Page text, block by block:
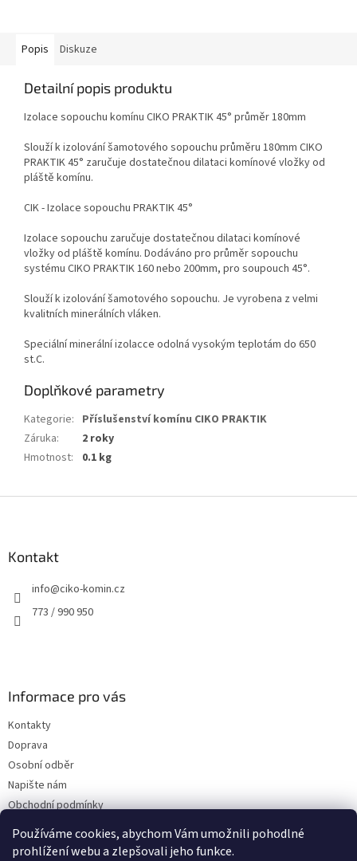
Používáme cookies, abychom Vám umožnili pohodlné
prohlížení webu a zlepšovali jeho funkce.
Popis Diskuze
Detailní popis produktu
Izolace sopouchu komínu CIKO PRAKTIK 45° průměr 180mm
Slouží k izolování šamotového sopouchu průměru 180mm CIKO
PRAKTIK 45° zaručuje dostatečnou dilataci komínové vložky od
pláště komínu.
CIK - Izolace sopouchu PRAKTIK 45°
Izolace sopouchu zaručuje dostatečnou dilataci komínové
vložky od pláště komínu. Dodáváno pro průměr sopouchu
systému CIKO PRAKTIK 160 nebo 200mm, pro soupouch 45°.
Slouží k izolování šamotového sopouchu. Je vyrobena z velmi
kvalitních minerálních vláken.
Speciální minerální izolacce odolná vysokým teplotám do 650
st.C.
Doplňkové parametry
Kategorie: Příslušenství komínu CIKO PRAKTIK
Záruka:
2 roky
Hmotnost: 0.1 kg
Kontakt
info@ciko-komin.cz
773 / 990 950
Informace pro vás
Kontakty
Doprava
Osobní odběr
Napište nám
Obchodní podmínky
Podmínky ochrany osobních údajů